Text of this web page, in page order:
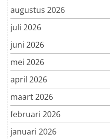
augustus 2026
juli 2026
juni 2026
mei 2026
april 2026
maart 2026
februari 2026
januari 2026